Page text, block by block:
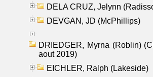
DELA CRUZ, Jelynn
DEVGAN, JD (McPhillips)
DRIEDGER, Myrna (Roblin)
aout 2019)
EICHLER, Ralph (Lakeside)